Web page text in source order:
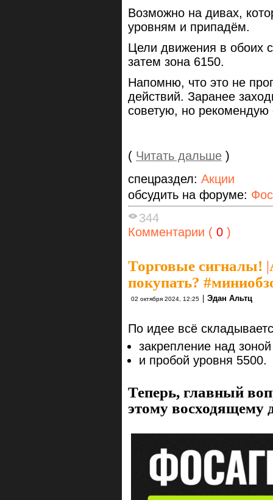
Возможно на дивах,
уровням и припадём.
Цели движения в обоих
затем зона 6150.
Напомню, что это не
действий. Заранее
советую, но рекомендую
( Читать дальше )
спецраздел: Акции
обсудить на форуме:
344
Комментарии ( 0 )
Торговые сигналы! |
покупать?
02 октября 2024, 12:25 Эдан Альтц
По идее всё
закрепление над
и пробой уровня 5500.
Теперь, главный
этому восходящему